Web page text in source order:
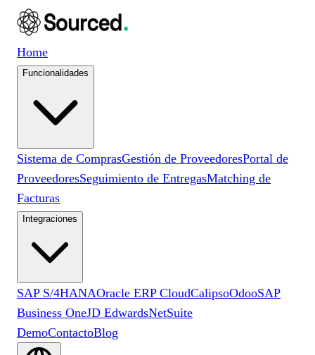
Home
Funcionalidades
Sistema de ComprasGestión de ProveedoresPortal de
ProveedoresSeguimiento de EntregasMatching de
Facturas
Integraciones
SAP S/4HANAOracle ERP CloudCalipsoOdooSAP
Business OneJD EdwardsNetSuite
DemoContactoBlog